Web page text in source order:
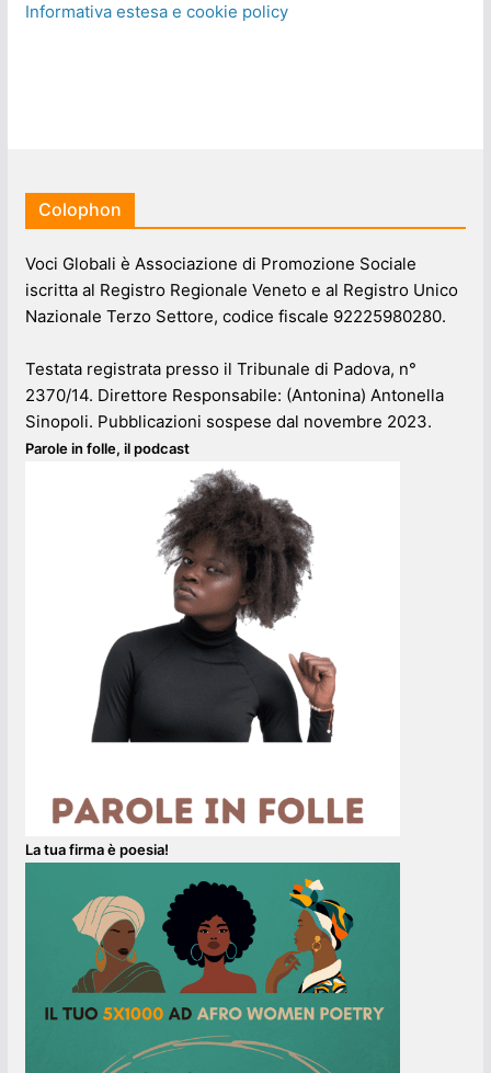
Informativa estesa e cookie policy
Colophon
Voci Globali è Associazione di Promozione Sociale
iscritta al Registro Regionale Veneto e al Registro Unico
Nazionale Terzo Settore, codice fiscale 92225980280.
Testata registrata presso il Tribunale di Padova, n°
2370/14. Direttore Responsabile: (Antonina) Antonella
Sinopoli. Pubblicazioni sospese dal novembre 2023.
Parole in folle, il podcast
La tua firma è poesia!